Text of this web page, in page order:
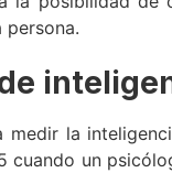
persona.
medir la
cuando un